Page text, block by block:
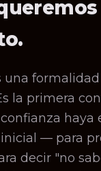
una
la primera
haya
— para
decir "no